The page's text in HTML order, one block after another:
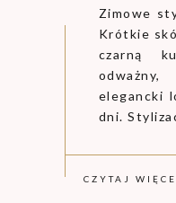
Zimowe
Krótkie
czarną
elegancki
dni.
CZYTAJ